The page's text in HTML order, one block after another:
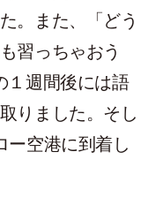
。また、「どう
習っちゃおう
１週間後には語
りました。そし
ー空港に到着し